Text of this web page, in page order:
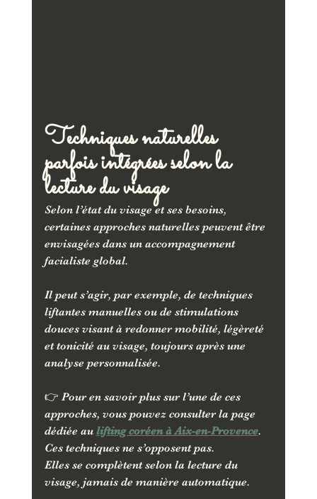
Techniques naturelles
parfois intégrées selon la
lecture du visage
Selon l’état du visage et ses besoins,
certaines approches naturelles peuvent être
envisagées dans un accompagnement
facialiste global.
Il peut s’agir, par exemple, de techniques
liftantes manuelles ou de stimulations
douces visant à redonner mobilité, légèreté
et tonicité au visage, toujours après une
analyse personnalisée.
👉 Pour en savoir plus sur l’une de ces
approches, vous pouvez consulter la page
dédiée au lifting coréen à Aix-en-Provence.
Ces techniques ne s’opposent pas.
Elles se complètent selon la lecture du
visage, jamais de manière automatique.